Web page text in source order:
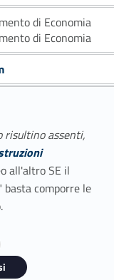
di Economia
di Economia
risultino assenti,
all'altro SE il
comporre le